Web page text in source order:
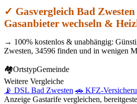
✓ Gasvergleich Bad
Gasanbieter wechseln &
→ 100% kostenlos & unabhängig:
Zwesten, 34596 finden und in wenigen
🏘OrtstypGemeinde
Weitere Vergleiche
📡 DSL Bad Zwesten 🚗 KFZ-
Anzeige Gastarife vergleichen,